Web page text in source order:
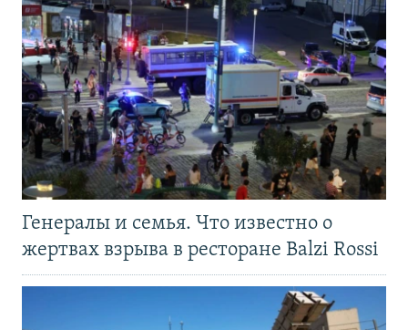
Генералы и семья. Что известно о
жертвах взрыва в ресторане Balzi Rossi